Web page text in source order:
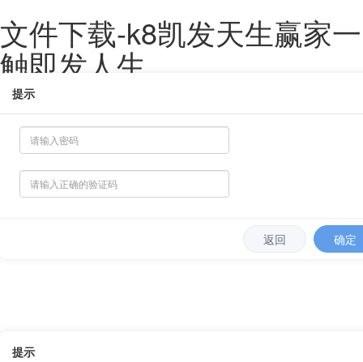
文件下载-k8凯发天生赢家一
触即发人生
提示
返回 确定
提示
网站地图